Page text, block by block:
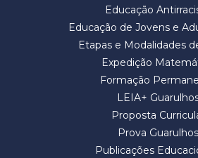
Educação
Educação de Jovens e
Etapas e Modalidades
Expedição
Formação
LEIA+
Proposta
Prova Guarulhos
Publicações